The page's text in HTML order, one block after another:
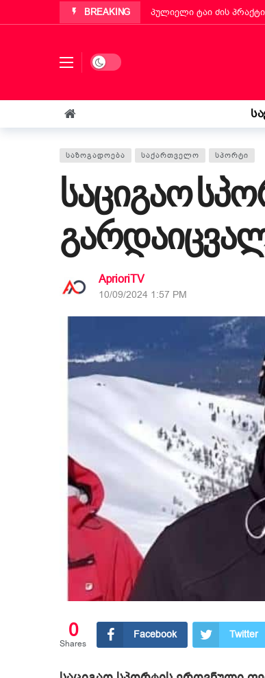
BREAKING პუტინიანოს მერმა
ქართველმა
რა უნდა იცოდეს
იტალიის პარლამენტმა
„საფრანგეთმა
Dark mode
ᲡᲐᲖᲝᲒᲐᲓᲝᲔᲑᲐ ᲡᲐᲥᲐᲠᲗᲕᲔᲚᲝ ᲡᲞᲝᲠᲢᲘ
საციგაო
AprioriTV
10/09/2024 1:57 PM
0
Shares
Facebook Twitter